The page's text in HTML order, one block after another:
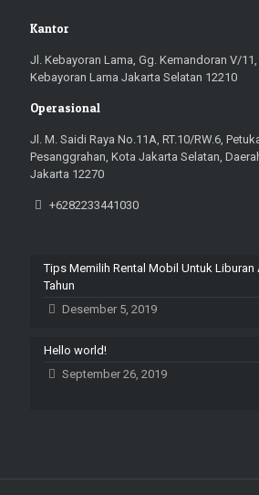
Kantor
Jl. Kebayoran Lama, Gg. Kemandoran V/
Kebayoran Lama Jakarta Selatan 12210
Operasional
Jl. M. Saidi Raya No.11A, RT.10/RW.6,
Pesanggrahan, Kota Jakarta Selatan,
Jakarta 12270
+6282233441030
Tips Memilih Rental Mobil Untuk Liburan
Tahun
Desember 5, 2019
Hello world!
September 26, 2019